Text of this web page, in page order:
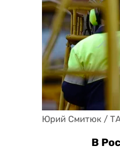
Юрий Смитюк /
В